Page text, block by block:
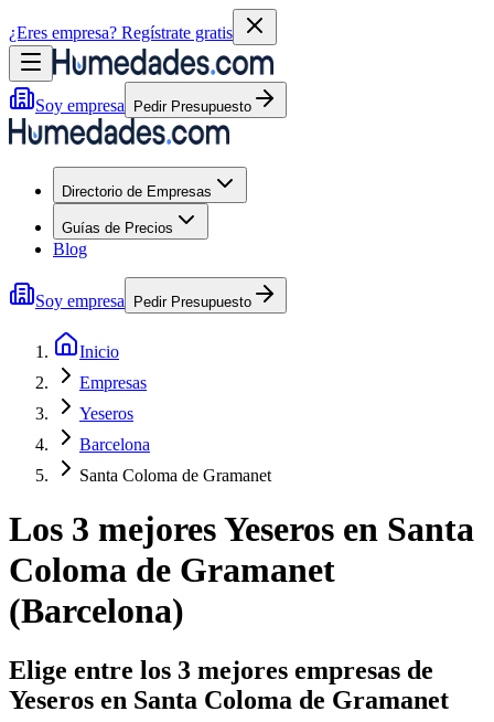
¿Eres empresa? Regístrate gratis
Soy empresa Pedir Presupuesto
Directorio de Empresas
Guías de Precios
Blog
Soy empresa Pedir Presupuesto
Inicio
Empresas
Yeseros
Barcelona
Santa Coloma de Gramanet
Los 3 mejoresYeseros en Santa
Coloma de Gramanet
(Barcelona)
Elige entre los 3 mejores empresas de
Yeseros en Santa Coloma de Gramanet